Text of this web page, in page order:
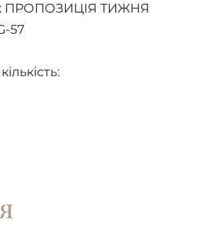
ПРОПОЗИЦІЯ ТИЖНЯ
57